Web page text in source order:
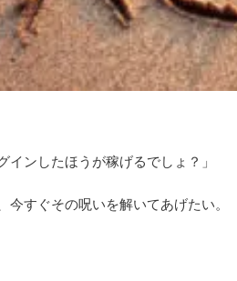
インしたほうが稼げるでしょ？」
すぐその呪いを解いてあげたい。